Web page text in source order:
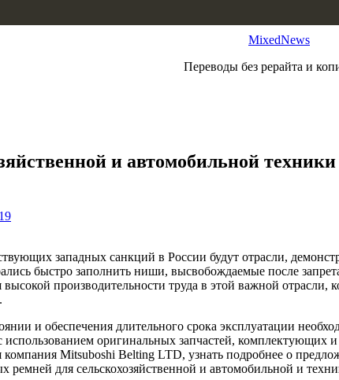
MixedNews
Переводы без рерайта и
и автомобильной
западных санкций в России будут отрасли,
быстро заполнить ниши, высвобождаемые после
производительности труда в этой важной отрасли,
и обеспечения длительного срока эксплуатации
оригинальных запчастей,
компания Mitsuboshi Belting LTD, узнать подробнее о
ремней для сельскохозяйственной и автомобильной и